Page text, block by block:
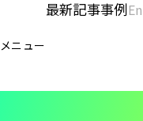
ン
ン
メニュー
[KC]
最新記事事例